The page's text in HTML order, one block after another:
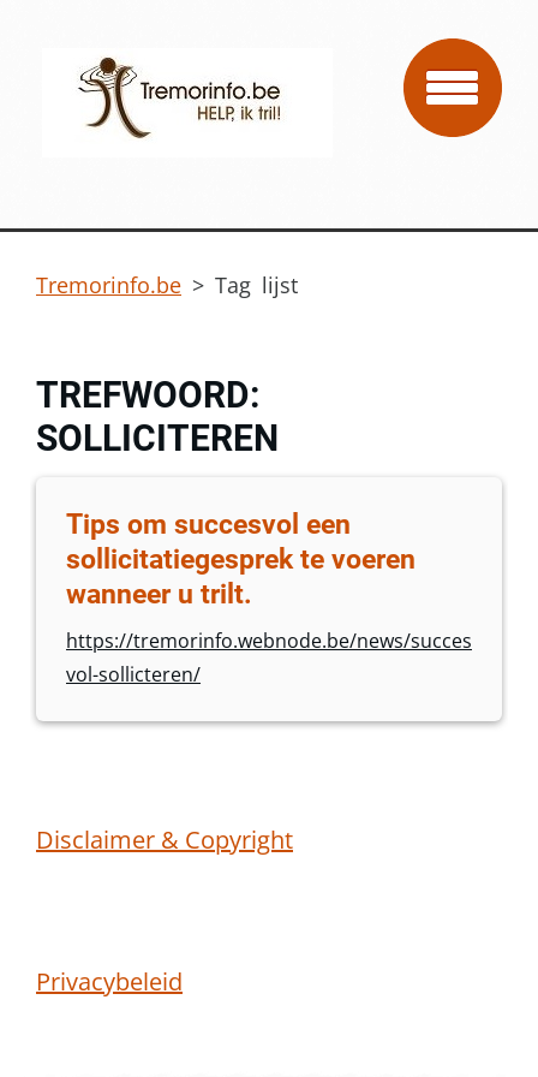
Tremorinfo.be > Tag lijst
TREFWOORD:
SOLLICITEREN
Tips om succesvol een
sollicitatiegesprek te voeren
wanneer u trilt.
https://tremorinfo.webnode.be/news/succes
vol-sollicteren/
Disclaimer & Copyright
Privacybeleid